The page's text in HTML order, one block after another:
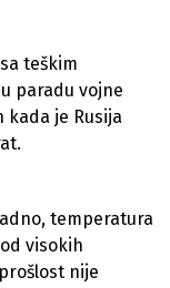
teškim
paradu vojne
kada je Rusija
temperatura
visokih
nije